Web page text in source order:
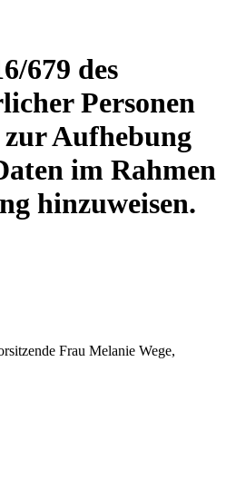
679 des
Personen
Aufhebung
im Rahmen
hinzuweisen.
Frau Melanie Wege,